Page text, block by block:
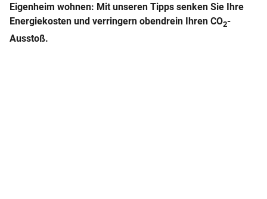
Eigenheim wohnen: Mit unseren Tipps senken Sie Ihre
Energiekosten und verringern obendrein Ihren CO2-
Ausstoß.